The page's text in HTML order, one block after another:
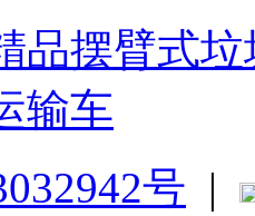
品摆臂式
输车
号 |